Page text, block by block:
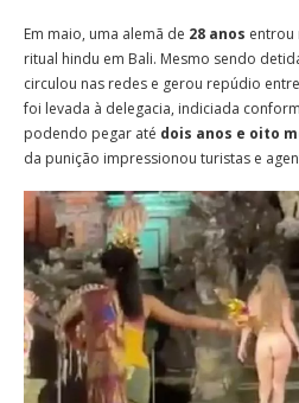
Em maio, uma alemã de 28 anos entrou
ritual hindu em Bali. Mesmo sendo
circulou nas redes e gerou repúdio
foi levada à delegacia, indiciada
podendo pegar até dois anos e oito
da punição impressionou turistas e